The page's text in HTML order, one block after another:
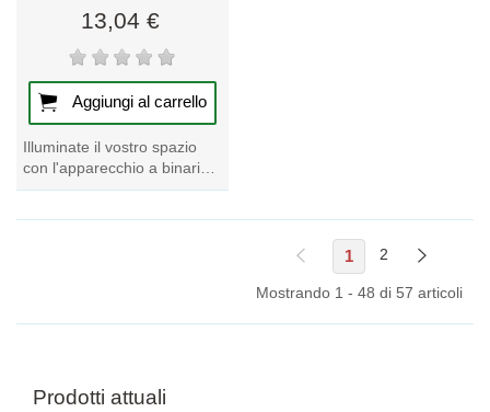
13,04 €
Aggiungi al carrello
Illuminate il vostro spazio
con l'apparecchio a binario
SEZAM GU10 nero. Perfetto
1 2
Mostrando 1 - 48 di 57 articoli
Prodotti attuali